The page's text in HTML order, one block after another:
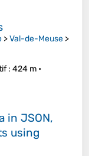
>Val-de-Meuse >
: 424 m •
in JSON,
using